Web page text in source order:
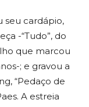
seu cardápio,
-“Tudo”, do
que marcou
; e gravou a
“Pedaço de
A estreia